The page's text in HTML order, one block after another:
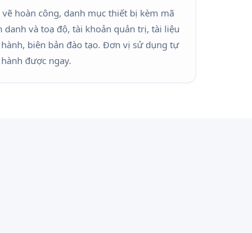
vẽ hoàn công, danh mục thiết bị kèm mã
danh và toạ độ, tài khoản quản trị, tài liệu
biên bản đào tạo. Đơn vị sử dụng tự
được ngay.